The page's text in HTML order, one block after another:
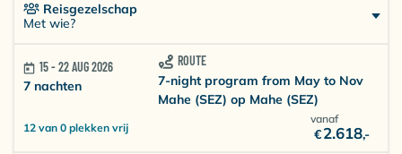
Reisgezelschap
Met wie?
15 - 22 AUG 2026
7 nachten
ROUTE
7-night program from May to Nov
Mahe (SEZ) op Mahe (SEZ)
vanaf
€2.618,-
12 van 0 plekken vrij